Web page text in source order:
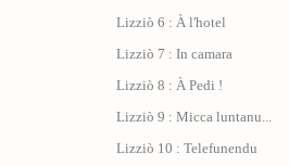
Lizziò 6 : À l'hotel
Lizziò 7 : In camara
Lizziò 8 : À Pedi !
Lizziò 9 : Micca luntanu...
Lizziò 10 : Telefunendu